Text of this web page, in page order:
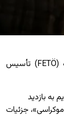
(FETÖ)
تأسیس
به بازدید
جزئیات